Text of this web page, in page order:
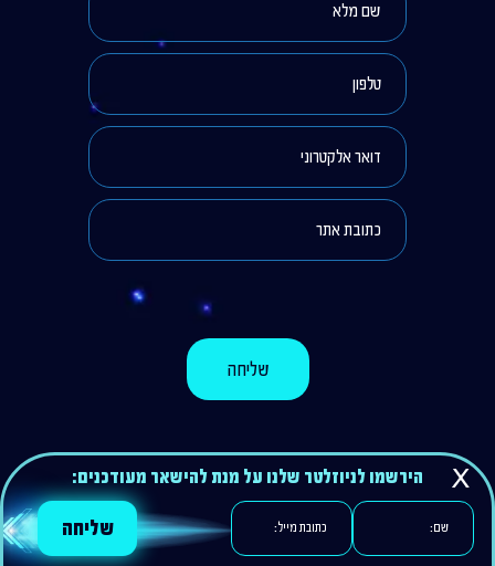
הירשמו לניוזלטר שלנו על מנת להישאר מעודכנים: